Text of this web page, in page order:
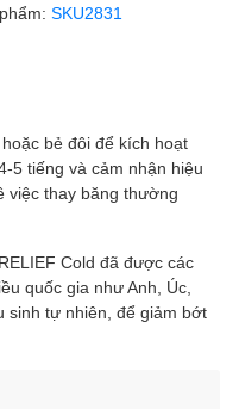
SKU2831
bẻ đôi để kích hoạt
5 tiếng và cảm nhận hiệu
việc thay băng thường
Cold đã được các
quốc gia như Anh, Úc,
sinh tự nhiên, để giảm bớt